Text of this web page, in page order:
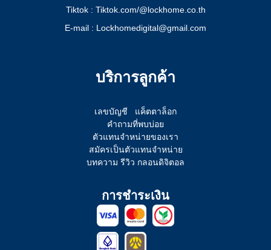
Tiktok : Tiktok.com/@lockhome.co.th
E-mail : Lockhomedigital@gmail.com
บริการลูกค้า
เลขบัญชี
แค็ตตาล็อก
คำถามที่พบบ่อย
ตัวแทนจำหน่ายของเรา
สมัครเป็นตัวแทนจำหน่าย
บทความ รีวิว กลอนดิจิตอล
การชำระเงิน